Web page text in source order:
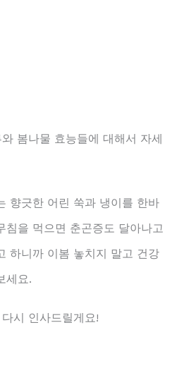
봄나물 효능들에 대해서 자세
향긋한 어린 쑥과 냉이를 한바
침을 먹으면 춘곤증도 달아나고
하니까 이봄 놓치지 말고 건강
세요.
시 인사드릴게요!